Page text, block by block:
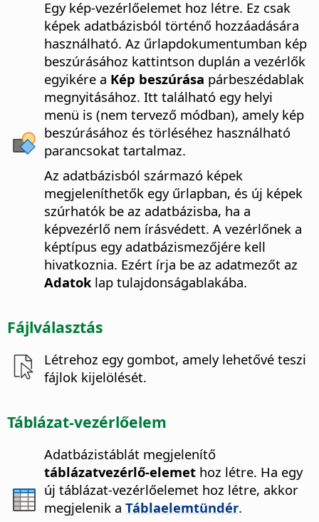
Egy kép-vezérlőelemet hoz létre. Ez csak
képek adatbázisból történő hozzáadására
használható. Az űrlapdokumentumban kép
beszúrásához kattintson duplán a vezérlők
egyikére a Kép beszúrása párbeszédablak
megnyitásához. Itt található egy helyi
menü is (nem tervező módban), amely kép
beszúrásához és törléséhez használható
parancsokat tartalmaz.
Az adatbázisból származó képek
megjeleníthetők egy űrlapban, és új képek
szúrhatók be az adatbázisba, ha a
képvezérlő nem írásvédett. A vezérlőnek a
képtípus egy adatbázismezőjére kell
hivatkoznia. Ezért írja be az adatmezőt az
Adatoklap tulajdonságablakába.
Fájlválasztás
Létrehoz egy gombot, amely lehetővé teszi
fájlok kijelölését.
Táblázat-vezérlőelem
Adatbázistáblát megjelenítő
táblázatvezérlő-elemet hoz létre. Ha egy
új táblázat-vezérlőelemet hoz létre, akkor
megjelenik aTáblaelemtündér.